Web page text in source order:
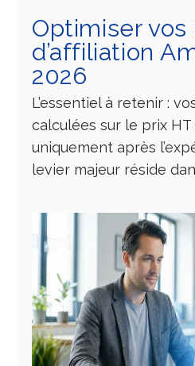
Optimiser vos
d’affiliation
2026
L’essentiel à retenir :
calculées sur le prix
uniquement après
levier majeur réside